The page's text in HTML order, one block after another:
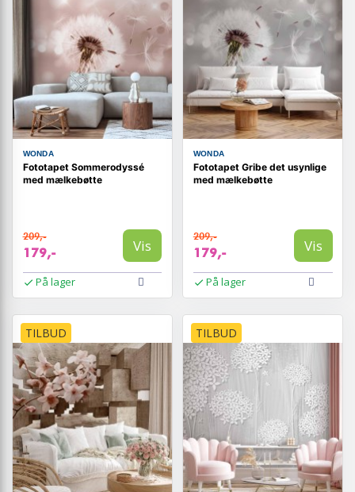
WONDA
Fototapet Sommerodyssé
med mælkebøtte
209,-
179,- Vis
På lager
WONDA
Fototapet Gribe det usynlige
med mælkebøtte
209,-
179,- Vis
På lager
TILBUD TILBUD